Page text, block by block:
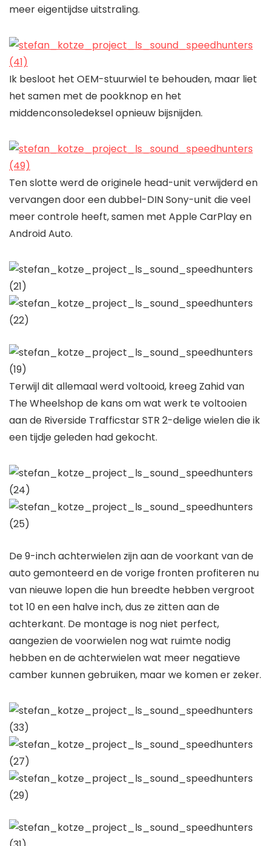
meer eigentijdse uitstraling.
Ik besloot het OEM-stuurwiel te behouden, maar liet
het samen met de pookknop en het
middenconsoledeksel opnieuw bijsnijden.
Ten slotte werd de originele head-unit verwijderd en
vervangen door een dubbel-DIN Sony-unit die veel
meer controle heeft, samen met Apple CarPlay en
Android Auto.
Terwijl dit allemaal werd voltooid, kreeg Zahid van
The Wheelshop de kans om wat werk te voltooien
aan de Riverside Trafficstar STR 2-delige wielen die ik
een tijdje geleden had gekocht.
De 9-inch achterwielen zijn aan de voorkant van de
auto gemonteerd en de vorige fronten profiteren nu
van nieuwe lopen die hun breedte hebben vergroot
tot 10 en een halve inch, dus ze zitten aan de
achterkant. De montage is nog niet perfect,
aangezien de voorwielen nog wat ruimte nodig
hebben en de achterwielen wat meer negatieve
camber kunnen gebruiken, maar we komen er zeker.